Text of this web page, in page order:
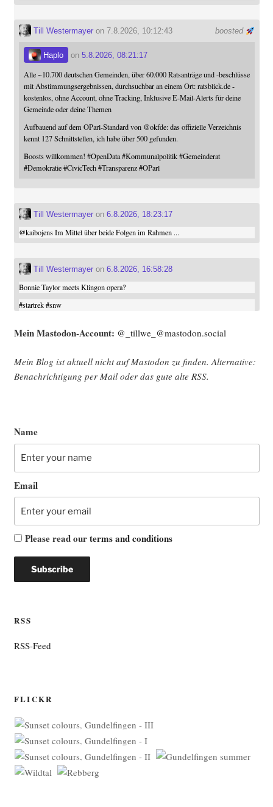
boosted
Till Westermayeron 7.8.2026, 10:12:43
Haplo on 5.8.2026, 08:21:17
Alle ~10.700 deutschen Gemeinden, über 60.000 Ratsanträge und -beschlüsse
mit Abstimmungsergebnissen, durchsuchbar an einem Ort: ratsblick.de -
kostenlos, ohne Account, ohne Tracking, Inklusive E-Mail-Alerts für deine
Gemeinde oder deine Themen
Aufbauend auf dem OParl-Standard von @okfde: das offizielle Verzeichnis
kennt 127 Schnittstellen, ich habe über 500 gefunden.
Boosts willkommen! #OpenData #Kommunalpolitik #Gemeinderat
#Demokratie #CivicTech #Transparenz #OParl
Till Westermayeron 6.8.2026, 18:23:17
@kaibojensIm Mittel über beide Folgen im Rahmen ...
Till Westermayeron 6.8.2026, 16:58:28
Bonnie Taylor meets Klingon opera?
#startrek #snw
Mein Mast­o­don-Account: @_tillwe_@mastodon.social
Mein Blog ist aktu­ell nicht auf Mast­o­don zu fin­den. Alter­na­ti­ve:
Benach­rich­ti­gung per Mail oder das gute alte RSS.
Name
Email
Please read ourterms and conditions
RSS
RSS-Feed
FLICKR